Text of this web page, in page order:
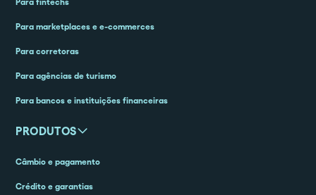
Para fintechs
Para marketplaces e e-commerces
Para corretoras
Para agências de turismo
Para bancos e instituições financeiras
PRODUTOS
Câmbio e pagamento
Crédito e garantias